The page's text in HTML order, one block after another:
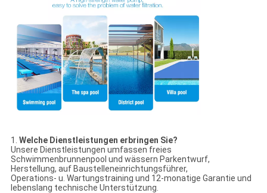
1. Welche Dienstleistungen erbringen Sie?
Unsere Dienstleistungen umfassen freies
Schwimmenbrunnenpool und wässern Parkentwurf,
Herstellung, auf Baustelleneinrichtungsführer,
Operations- u. Wartungstraining und 12-monatige Garantie und
lebenslang technische Unterstützung.